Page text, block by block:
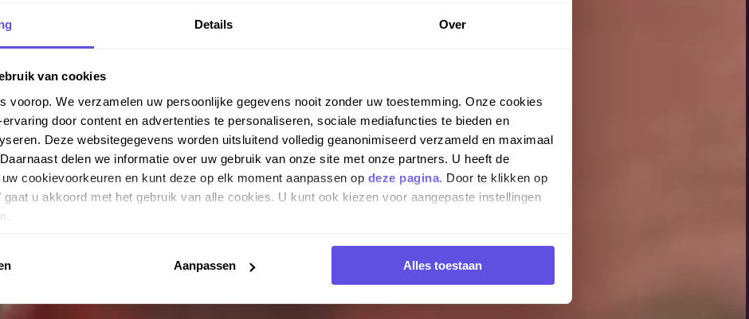
Details Over
van cookies
voorop. We verzamelen uw persoonlijke gegevens nooit zonder uw toestemming. Onze cookies
door content en advertenties te personaliseren, sociale mediafuncties te bieden en
Deze websitegegevens worden uitsluitend volledig geanonimiseerd verzameld en maximaal
delen we informatie over uw gebruik van onze site met onze partners. U heeft de
cookievoorkeuren en kunt deze op elk moment aanpassen op deze pagina. Door te klikken op
u akkoord met het gebruik van alle cookies. U kunt ook kiezen voor aangepaste instellingen
Aanpassen Alles toestaan